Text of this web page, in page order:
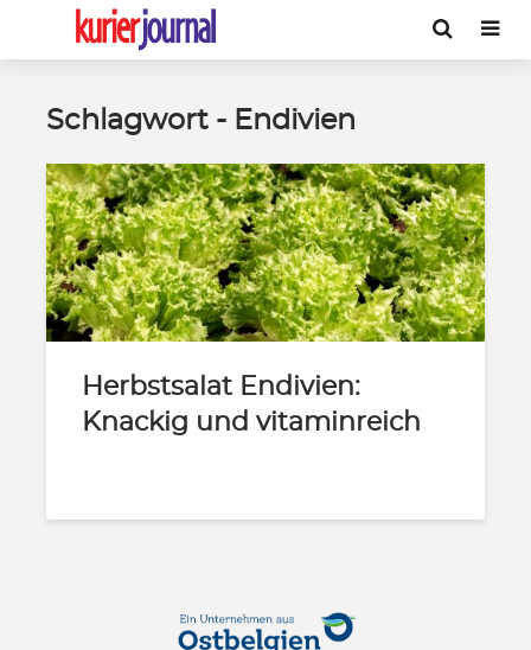
Schlagwort - Endivien
Herbstsalat Endivien:
Knackig und vitaminreich